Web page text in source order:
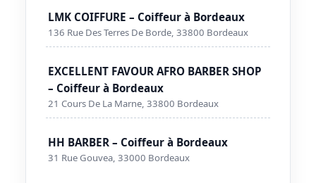
LMK COIFFURE – Coiffeur à Bordeaux
136 Rue Des Terres De Borde, 33800 Bordeaux
EXCELLENT FAVOUR AFRO BARBER SHOP
– Coiffeur à Bordeaux
21 Cours De La Marne, 33800 Bordeaux
HH BARBER – Coiffeur à Bordeaux
31 Rue Gouvea, 33000 Bordeaux